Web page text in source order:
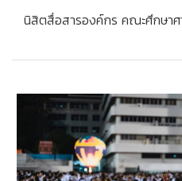
นิสิตสื่อสารองค์กร คณะศึกษา